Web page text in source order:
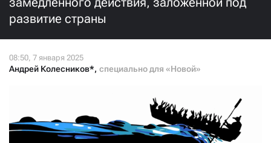
развитие страны
Андрей Колесников*, специально для «Новой»
500
СТАТЬ СОУЧАСТНИКОМ
ПОДЕЛИТЬСЯ С ДРУЗЬЯМИ